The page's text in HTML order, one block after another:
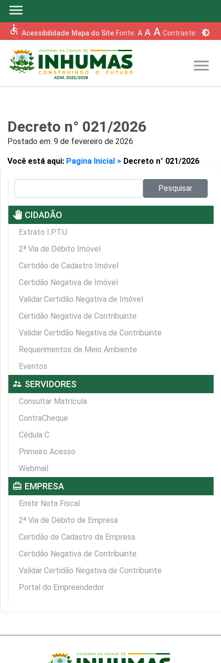
menu
accessible Acessibilidade Mapa do Site Fonte: A A A Contraste: brightness_6
menu
Decreto n° 021/2026
Postado em: 9 de fevereiro de 2026
Você está aqui: Pagina Inicial > Decreto n° 021/2026
Pesquisar
pan_tool CIDADÃO
Extrato I.P.T.U
2ª Via de Débito Imóvel
Certidão de Cadastro Imóvel
Certidão Negativa de Imóvel
Validar Certidão Negativa de Imóvel
Certidão Negativa de Contribuinte
Validar Certidão Negativa de Contribuinte
Requerimentos de Meio Ambiente
Eventos
supervisor_account SERVIDORES
Consultar Matrícula
ContraCheque
Cédula C
Primeiro Acesso
Webmail
card_travel EMPRESA
Emitir Nota Fiscal
2ª Via de Débito de Empresa
Certidão de Cadastro da Empresa
Certidão Negativa de Contribuinte
Validar Certidão Negativa de Contribuinte
Portal do Empreendedor